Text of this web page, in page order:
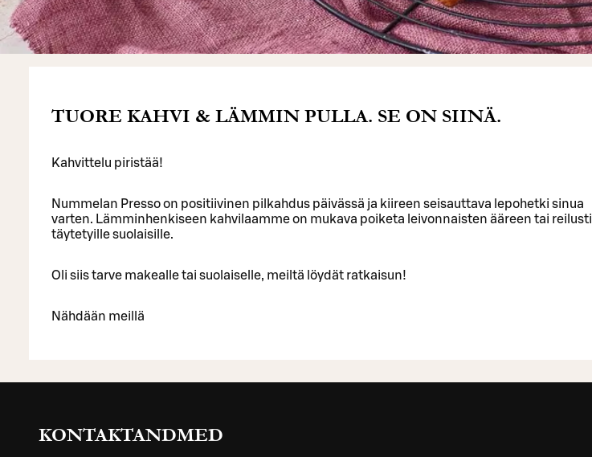
TUORE KAHVI & LÄMMIN PULLA. SE ON SIINÄ.
Kahvittelu piristää!
Nummelan Presso on positiivinen pilkahdus päivässä ja kiireen seisauttava lepohetki sinua
varten. Lämminhenkiseen kahvilaamme on mukava poiketa leivonnaisten ääreen tai reilusti
täytetyille suolaisille.
Oli siis tarve makealle tai suolaiselle, meiltä löydät ratkaisun!
Nähdään meillä
KONTAKTANDMED